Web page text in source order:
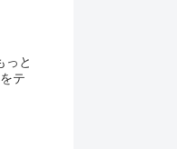
っと
テ